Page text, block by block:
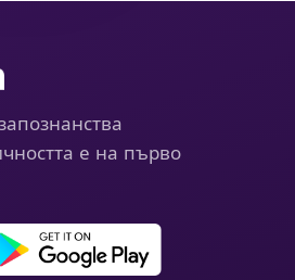
е на първо